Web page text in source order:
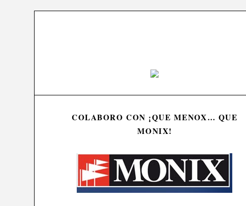
COLABORO CON ¡QUE MENOX… QUE
MONIX!